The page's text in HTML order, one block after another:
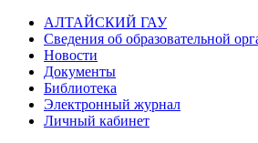
АЛТАЙСКИЙ ГАУ
Сведения об образовательной
Новости
Документы
Библиотека
Электронный журнал
Личный кабинет